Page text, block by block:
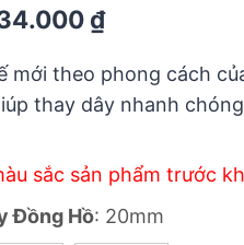
₫.
₫Current
is:
234.000 ₫.
mới theo phong cách
thay dây nhanh
sắc sản phẩm trước
Đồng Hồ: 20mm